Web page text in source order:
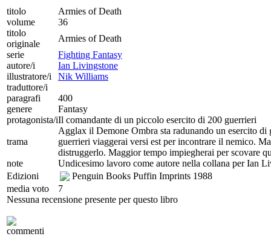
titolo
Armies of Death
volume
36
titolo
originale
Armies of Death
serie
Fighting Fantasy
autore/i
Ian Livingstone
illustratore/i
Nik Williams
traduttore/i
paragrafi
400
genere
Fantasy
protagonista/iIl comandante di un piccolo esercito di 200 guerrieri
trama
Agglax il Demone Ombra sta radunando un esercito
guerrieri viaggerai versi est per incontrare il nemico.
distruggerlo. Maggior tempo impiegherai per scovare
note
Undicesimo lavoro come autore nella collana per Ian
Edizioni
Penguin Books Puffin Imprints 1988
media voto
7
Nessuna recensione presente per questo libro
commenti